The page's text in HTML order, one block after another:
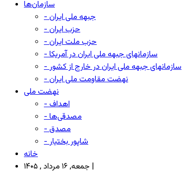
سازمان‌ها
- جبهه ملی ایران
- حزب ایران
- حزب ملت ایران
- سازمانهای جبهه ملی ایران در آمریکا
- سازمانهای جبهه ملی ایران در خارج از کشور
- نهضت مقاومت ملی ایران
نهضت ملی
- اهداف
- مصدقی‌ها
- مصدق
- شاپور بختیار
خانه
جمعه, ۱۶ مرداد , ۱۴۰۵ |